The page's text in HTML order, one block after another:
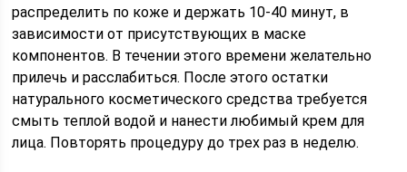
распределить по коже и держать 10-40 минут, в
зависимости от присутствующих в маске
компонентов. В течении этого времени желательно
прилечь и расслабиться. После этого остатки
натурального косметического средства требуется
смыть теплой водой и нанести любимый крем для
лица. Повторять процедуру до трех раз в неделю.